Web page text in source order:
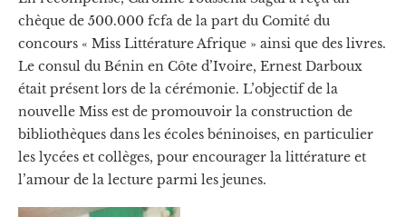
chèque de 500.000 fcfa de la part du Comité du
concours « Miss Littérature Afrique » ainsi que des livres.
Le consul du Bénin en Côte d’Ivoire, Ernest Darboux
était présent lors de la cérémonie. L’objectif de la
nouvelle Miss est de promouvoir la construction de
bibliothèques dans les écoles béninoises, en particulier
les lycées et collèges, pour encourager la littérature et
l’amour de la lecture parmi les jeunes.